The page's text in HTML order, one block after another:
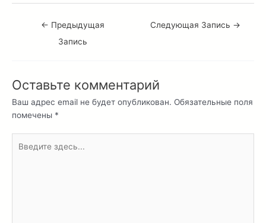
← Предыдущая
Запись
Следующая Запись →
Оставьте комментарий
Ваш адрес email не будет опубликован. Обязательные поля
помечены *
здесь...